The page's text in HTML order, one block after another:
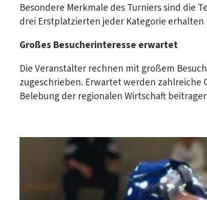
Besondere Merkmale des Turniers sind die
drei Erstplatzierten jeder Kategorie
Großes Besucherinteresse erwartet
Die Veranstalter rechnen mit großem
zugeschrieben. Erwartet werden zahlreiche
Belebung der regionalen Wirtschaft